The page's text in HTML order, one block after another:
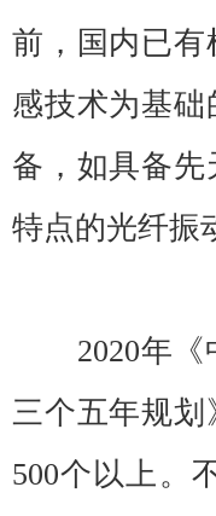
前，国内已有
感技术为基
备，如具备
特点的光纤振
2020年《
三个五年规划
500个以上。